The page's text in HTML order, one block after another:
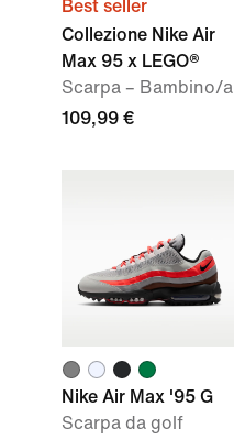
Best seller
Collezione Nike Air
Max 95 x LEGO®
Scarpa – Bambino/a
109,99 €
Nike Air Max '95 G
Scarpa da golf